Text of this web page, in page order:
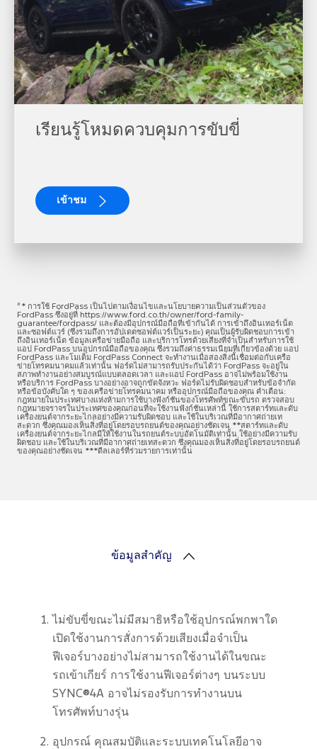
เรียนรู้โหมดควบคุมการขับขี่
เข้าชม
a * การใช้ FordPass เป็นไปตามเงื่อนไขและนโยบายความเป็นส่วนตัวของ
FordPass ซึ่งอยู่ที่ https://www.ford.co.th/owner/ford-family-
guarantee/fordpass/ และต้องมีอุปกรณ์มือถือที่เข้ากันได้ การเข้าถึงอินเทอร์เน็ต
และซอฟต์แวร์ (ซึ่งรวมถึงการอัปเดตซอฟต์แวร์เป็นระยะ) คุณเป็นผู้รับผิดชอบการเข้า
ถึงอินเทอร์เน็ต ข้อมูลเครือข่ายมือถือ และบริการโทรด้วยเสียงที่จำเป็นสำหรับการใช้
แอป FordPass บนอุปกรณ์มือถือของคุณ ซึ่งรวมถึงค่าธรรมเนียมที่เกี่ยวข้องด้วย แอป
FordPass และโมเด็ม FordPass Connect จะทำงานเมื่อสองสิ่งนี้เชื่อมต่อกับเครือ
ข่ายโทรคมนาคมแล้วเท่านั้น ฟอร์ดไม่สามารถรับประกันได้ว่า FordPass จะอยู่ใน
สภาพทำงานอย่างสมบูรณ์แบบตลอดเวลา และแอป FordPass อาจไม่พร้อมใช้งาน
หรือบริการ FordPass บางอย่างอาจถูกขัดจังหวะ ฟอร์ดไม่รับผิดชอบสำหรับข้อจำกัด
หรือข้อบังคับใด ๆ ของเครือข่ายโทรคมนาคม หรืออุปกรณ์มือถือของคุณ คำเตือน:
กฎหมายในประเทศบางแห่งห้ามการใช้บางฟังก์ชันของโทรศัพท์ขณะขับรถ ตรวจสอบ
กฎหมายจราจรในประเทศของคุณก่อนที่จะใช้งานฟังก์ชันเหล่านี้ ใช้การสตาร์ทและดับ
เครื่องยนต์จากระยะไกลอย่างมีความรับผิดชอบ และใช้ในบริเวณที่มีอากาศถ่ายเท
สะดวก ซึ่งคุณมองเห็นสิ่งที่อยู่โดยรอบรถยนต์ของคุณอย่างชัดเจน **สตาร์ทและดับ
เครื่องยนต์จากระยะไกลมีให้ใช้งานในรถยนต์ระบบอัตโนมัติเท่านั้น ใช้อย่างมีความรับ
ผิดชอบ และใช้ในบริเวณที่มีอากาศถ่ายเทสะดวก ซึ่งคุณมองเห็นสิ่งที่อยู่โดยรอบรถยนต์
ของคุณอย่างชัดเจน ***ดีลเลอร์ที่ร่วมรายการเท่านั้น
ข้อมูลสำคัญ
ไม่ขับขี่ขณะไม่มีสมาธิหรือใช้อุปกรณ์พกพาใด
เปิดใช้งานการสั่งการด้วยเสียงเมื่อจำเป็น
ฟีเจอร์บางอย่างไม่สามารถใช้งานได้ในขณะ
รถเข้าเกียร์ การใช้งานฟีเจอร์ต่างๆ บนระบบ
SYNC®4A อาจไม่รองรับการทำงานบน
โทรศัพท์บางรุ่น
อุปกรณ์ คุณสมบัติและระบบเทคโนโลยีอาจ